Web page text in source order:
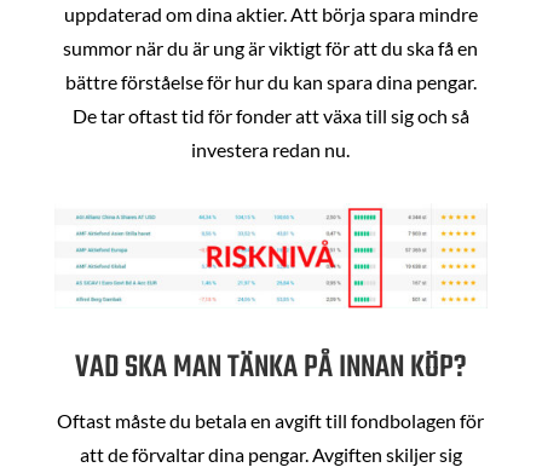
uppdaterad om dina aktier. Att börja spara mindre
summor när du är ung är viktigt för att du ska få en
bättre förståelse för hur du kan spara dina pengar.
De tar oftast tid för fonder att växa till sig och så
investera redan nu.
VAD SKA MAN TÄNKA PÅ INNAN KÖP?
Oftast måste du betala en avgift till fondbolagen för
att de förvaltar dina pengar. Avgiften skiljer sig